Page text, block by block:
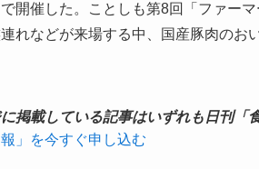
開催した。ことしも第8回「ファー
れなどが来場する中、国産豚肉のお
掲載している記事はいずれも日刊「
」を今すぐ申し込む